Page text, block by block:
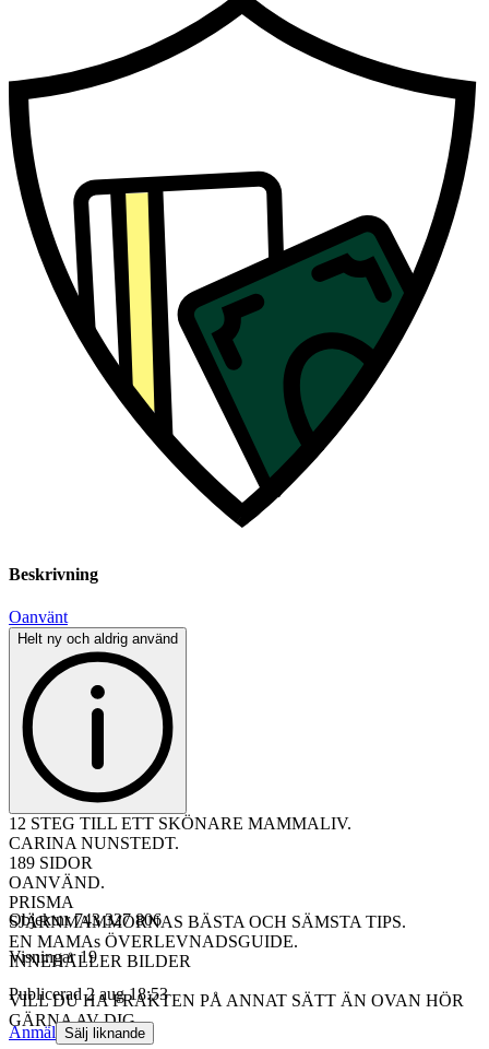
Beskrivning
Oanvänt
Helt ny och aldrig använd
12 STEG TILL ETT SKÖNARE MAMMALIV.
CARINA NUNSTEDT.
189 SIDOR
OANVÄND.
PRISMA
SJÄRNMAMMORNAS BÄSTA OCH SÄMSTA TIPS.
EN MAMAs ÖVERLEVNADSGUIDE.
INNEHÅLLER BILDER
VILL DU HA FRAKTEN PÅ ANNAT SÄTT ÄN OVAN HÖR
GÄRNA AV DIG
Objektnr 743 327 806
Visningar 19
Publicerad 2 aug 18:53
Anmäl Sälj liknande